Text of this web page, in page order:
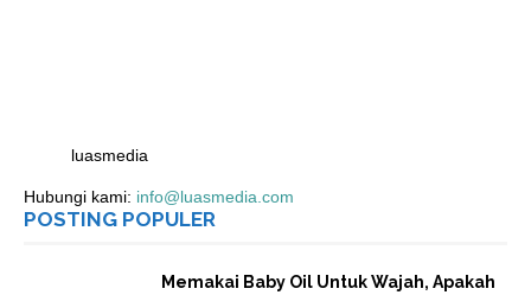
luasmedia
Hubungi kami: info@luasmedia.com
POSTING POPULER
Memakai Baby Oil Untuk Wajah, Apakah